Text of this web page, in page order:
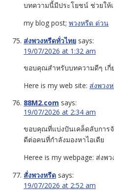
บทความนี้มีประโยชน์ ช่วยให้
my blog post; พวงหรีด ด่วน
ส่งพวงหรีดทั่วไทย says:
19/07/2026 at 1:32 am
ขอบคุณสำหรับบทความดีๆ เกี่
Here is my web site: ส่งพวง
88M2.com says:
19/07/2026 at 2:34 am
ขอบคุณที่แบ่งปันเคล็ดลับการ
ดีต่อคนที่กำลังมองหาไอเดีย
Heree is my webpage: ส่งพ
สั่งพวงหรีด says:
19/07/2026 at 2:52 am